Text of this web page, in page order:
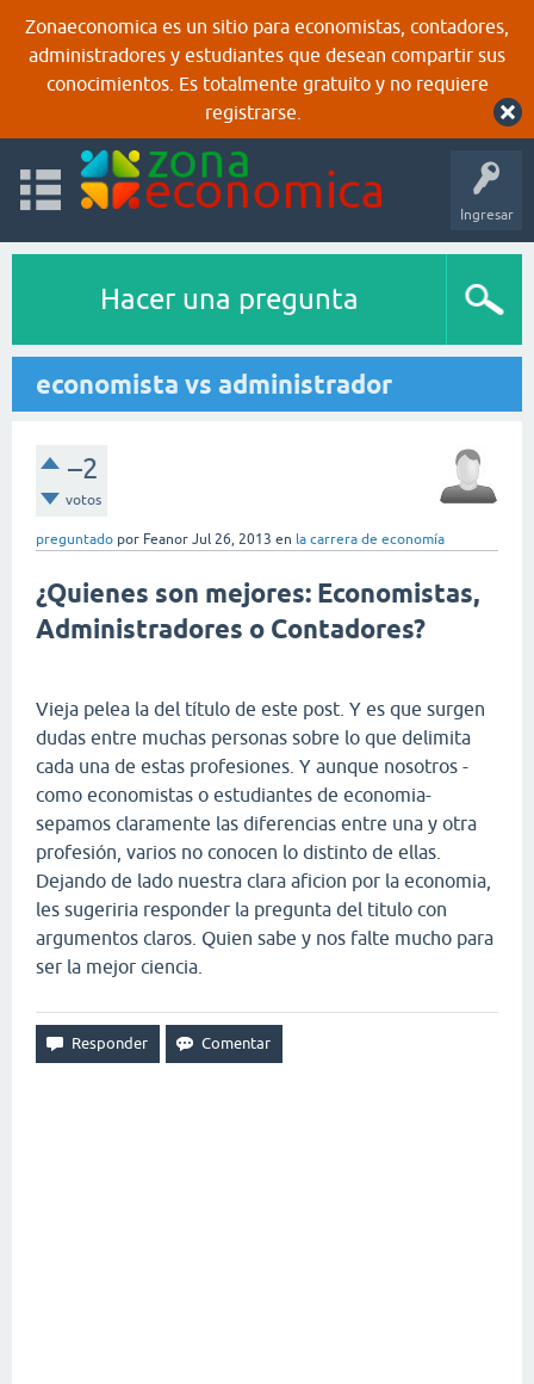
Zonaeconomica es un sitio para economistas, contadores,
administradores y estudiantes que desean compartir sus
conocimientos. Es totalmente gratuito y no requiere
registrarse.
Ingresar
Hacer una pregunta
economista vs administrador
–2
votos
preguntado por Feanor Jul 26, 2013 en la carrera de economía
¿Quienes son mejores: Economistas,
Administradores o Contadores?
Vieja pelea la del título de este post. Y es que surgen
dudas entre muchas personas sobre lo que delimita
cada una de estas profesiones. Y aunque nosotros -
como economistas o estudiantes de economia-
sepamos claramente las diferencias entre una y otra
profesión, varios no conocen lo distinto de ellas.
Dejando de lado nuestra clara aficion por la economia,
les sugeriria responder la pregunta del titulo con
argumentos claros. Quien sabe y nos falte mucho para
ser la mejor ciencia.